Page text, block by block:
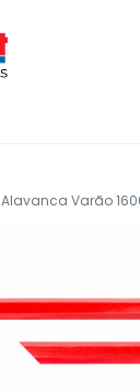
Alavanca Varão